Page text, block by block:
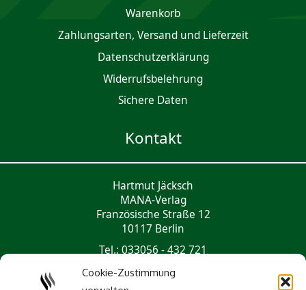
Cookie-Zustimmung
Waren­korb
Zahlungsarten, Versand und Lieferzeit
Daten­schutz­er­klärung
Widerrufsbelehrung
Sichere Daten
Kontakt
Hartmut Jäcksch
MANA-Verlag
Französische Straße 12
10117 Berlin
Tel.: 033056 - 432 721